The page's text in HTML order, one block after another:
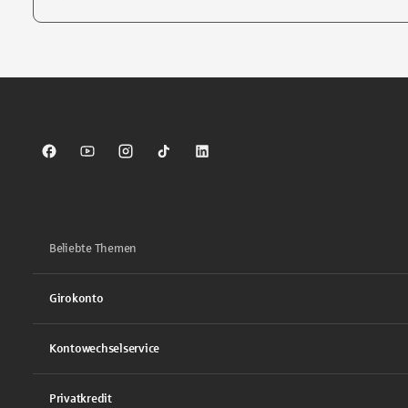
Sparkasse auf Facebook
Sparkasse auf Youtube
Sparkasse auf Instagram
Sparkasse auf TikTok
Sparkasse auf LinkedIn
Beliebte Themen
Girokonto
Kontowechselservice
Privatkredit